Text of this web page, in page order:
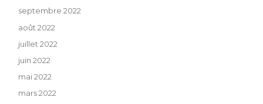
septembre 2022
août 2022
juillet 2022
juin 2022
mai 2022
mars 2022